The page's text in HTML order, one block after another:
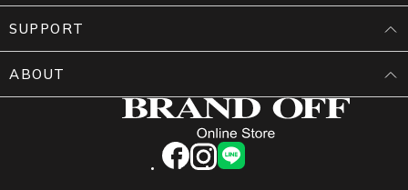
facebookinstagram
LINE
SUPPORT
ABOUT